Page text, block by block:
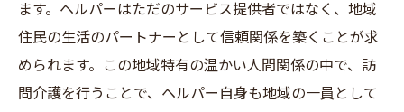
ます。ヘルパーはただのサービス提供者ではなく、地域
住民の生活のパートナーとして信頼関係を築くことが求
められます。この地域特有の温かい人間関係の中で、訪
問介護を行うことで、ヘルパー自身も地域の一員として